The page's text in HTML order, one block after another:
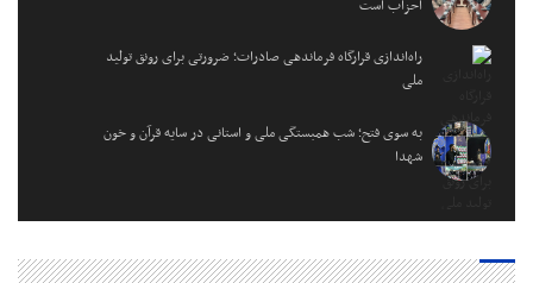
احزاب است
راه‌اندازی قرارگاه فرماندهی صادرات؛ ضرورتی برای رونق تولید
ملی
به سوی فتح؛ شب همبستگی ملی و استانی در سایه قرآن و خون
شهدا